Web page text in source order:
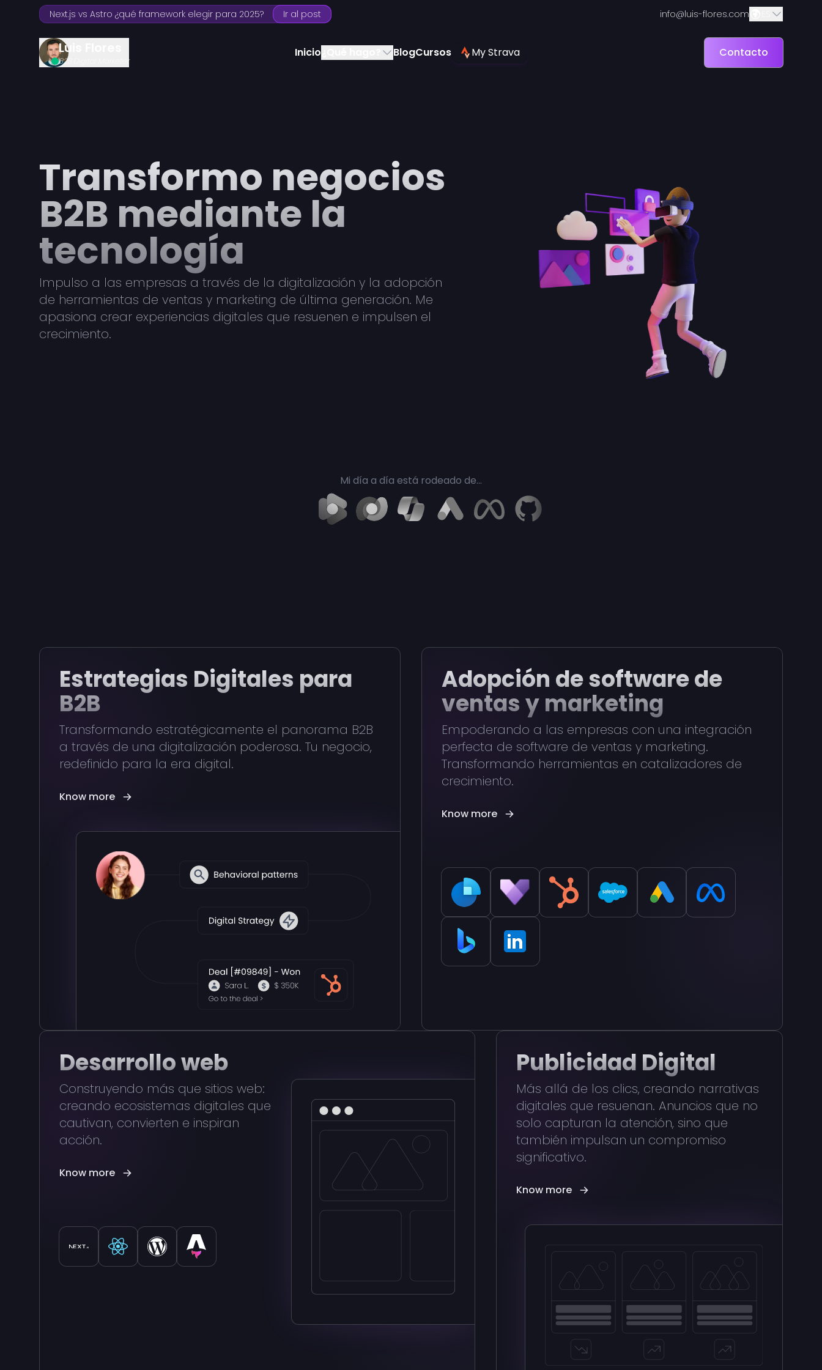
Next.js vs Astro ¿qué framework elegir para 2025? Ir al post info@luis-flores.com
Luis Flores
B2B Digital Marketer
Inicio BlogCursos My Strava Contacto
Transformo negocios
B2B mediante la
tecnología
Impulso a las empresas a través de la digitalización y la adopción
de herramientas de ventas y marketing de última generación. Me
apasiona crear experiencias digitales que resuenen e impulsen el
crecimiento.
Mi día a día está rodeado de...
Estrategias Digitales para
B2B
Transformando estratégicamente el panorama B2B
a través de una digitalización poderosa. Tu negocio,
redefinido para la era digital.
Know more
Adopción de software de
ventas y marketing
Empoderando a las empresas con una integración
perfecta de software de ventas y marketing.
Transformando herramientas en catalizadores de
crecimiento.
Know more
Desarrollo web
Construyendo más que sitios web:
creando ecosistemas digitales que
cautivan, convierten e inspiran
acción.
Know more
Publicidad Digital
Más allá de los clics, creando narrativas
digitales que resuenan. Anuncios que no
solo capturan la atención, sino que
también impulsan un compromiso
significativo.
Know more